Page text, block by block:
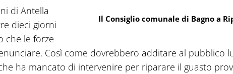
Il Consiglio comunale di Bagno a
di Antella
dieci giorni
che le forze
Così come dovrebbero additare al pubblico
ha mancato di intervenire per riparare il guasto